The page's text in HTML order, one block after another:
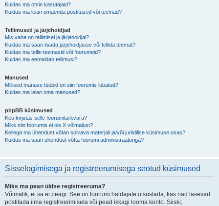
Kuidas ma otsin kasutajaid?
Kuidas ma leian omaenda postitused või teemad?
Tellimused ja järjehoidjad
Mis vahe on tellimisel ja järjehoidjal?
Kuidas ma saan lisada järjehoidjasse või tellida teemat?
Kuidas ma tellin teemasid või foorumeid?
Kuidas ma eemaldan tellimusi?
Manused
Millised manuse tüübid on siin foorumis lubatud?
Kuidas ma leian oma manused?
phpBB küsimused
Kes kirjutas selle foorumitarkvara?
Miks siin foorumis ei ole X võimalust?
Kellega ma ühendust võtan solvava materjali ja/või juriidilise küsimuse osas?
Kuidas ma saan ühendust võtta foorumi administraatoriga?
Sisselogimisega ja registreerumisega seotud küsimused
Miks ma pean üldse registreeruma?
Võimalik, et sa ei peagi. See on foorumi haldajate otsustada, kas nad lasevad
postitada ilma registreerimiseta või pead ikkagi looma konto. Siiski;